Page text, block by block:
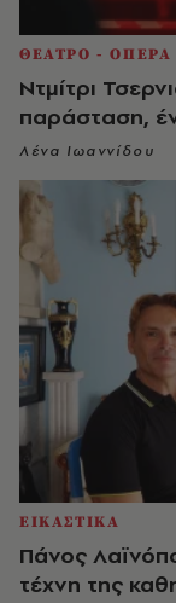
ΘΕΑΤΡΟ - ΟΠΕΡΑ
Ντμίτρι
παράσταση,
Λένα Ιωαννίδου
ΕΙΚΑΣΤΙΚΑ
Πάνος
τέχνη της